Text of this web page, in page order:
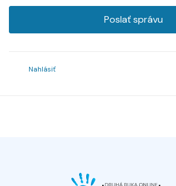
Poslať správu
Nahlásiť